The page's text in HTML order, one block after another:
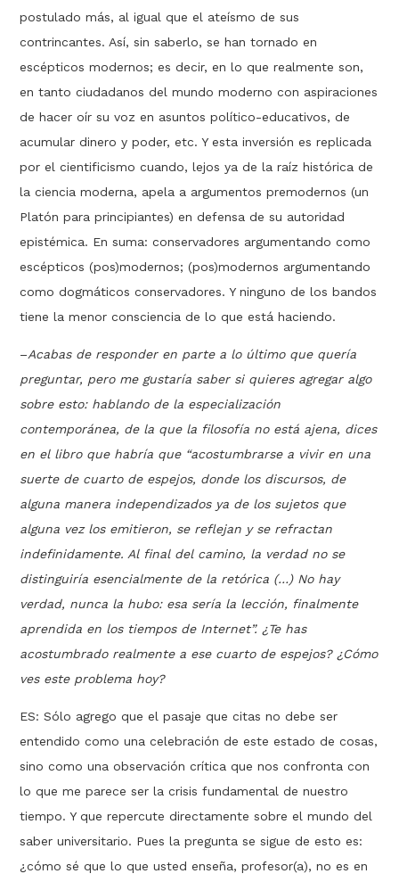
postulado más, al igual que el ateísmo de sus
contrincantes. Así, sin saberlo, se han tornado en
escépticos modernos; es decir, en lo que realmente son,
en tanto ciudadanos del mundo moderno con aspiraciones
de hacer oír su voz en asuntos político-educativos, de
acumular dinero y poder, etc. Y esta inversión es replicada
por el cientificismo cuando, lejos ya de la raíz histórica de
la ciencia moderna, apela a argumentos premodernos (un
Platón para principiantes) en defensa de su autoridad
epistémica. En suma: conservadores argumentando como
escépticos (pos)modernos; (pos)modernos argumentando
como dogmáticos conservadores. Y ninguno de los bandos
tiene la menor consciencia de lo que está haciendo.
–Acabas de responder en parte a lo último que quería
preguntar, pero me gustaría saber si quieres agregar algo
sobre esto: hablando de la especialización
contemporánea, de la que la filosofía no está ajena, dices
en el libro que habría que “acostumbrarse a vivir en una
suerte de cuarto de espejos, donde los discursos, de
alguna manera independizados ya de los sujetos que
alguna vez los emitieron, se reflejan y se refractan
indefinidamente. Al final del camino, la verdad no se
distinguiría esencialmente de la retórica (…) No hay
verdad, nunca la hubo: esa sería la lección, finalmente
aprendida en los tiem­pos de Internet”. ¿Te has
acostumbrado realmente a ese cuarto de espejos? ¿Cómo
ves este problema hoy?
ES: Sólo agrego que el pasaje que citas no debe ser
entendido como una celebración de este estado de cosas,
sino como una observación crítica que nos confronta con
lo que me parece ser la crisis fundamental de nuestro
tiempo. Y que repercute directamente sobre el mundo del
saber universitario. Pues la pregunta se sigue de esto es:
¿cómo sé que lo que usted enseña, profesor(a), no es en